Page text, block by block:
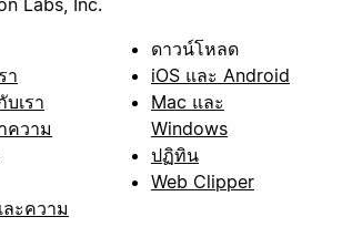
Labs, Inc.
า
เรา
ความ
ละความ
ดาวน์โหลด
iOS และ Android
Mac และ
Windows
ปฏิทิน
Web Clipper